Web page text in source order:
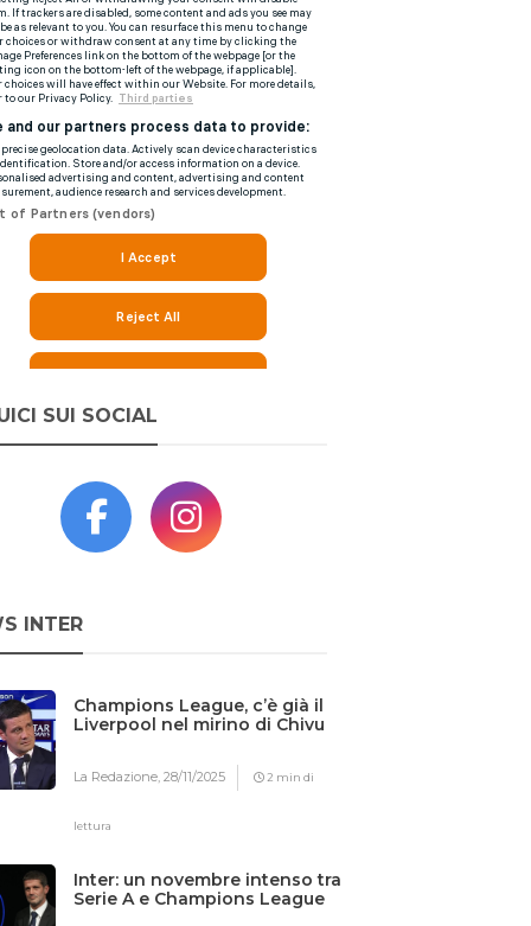
SUI SOCIAL
INTER
Champions League, c’è già il
Liverpool nel mirino di Chivu
La Redazione,28/11/2025 2 min di
lettura
Inter: un novembre intenso tra
Serie A e Champions League